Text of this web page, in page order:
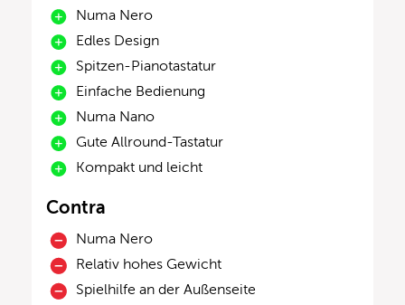
Numa Nero
Edles Design
Spitzen-Pianotastatur
Einfache Bedienung
Numa Nano
Gute Allround-Tastatur
Kompakt und leicht
Contra
Numa Nero
Relativ hohes Gewicht
Spielhilfe an der Außenseite